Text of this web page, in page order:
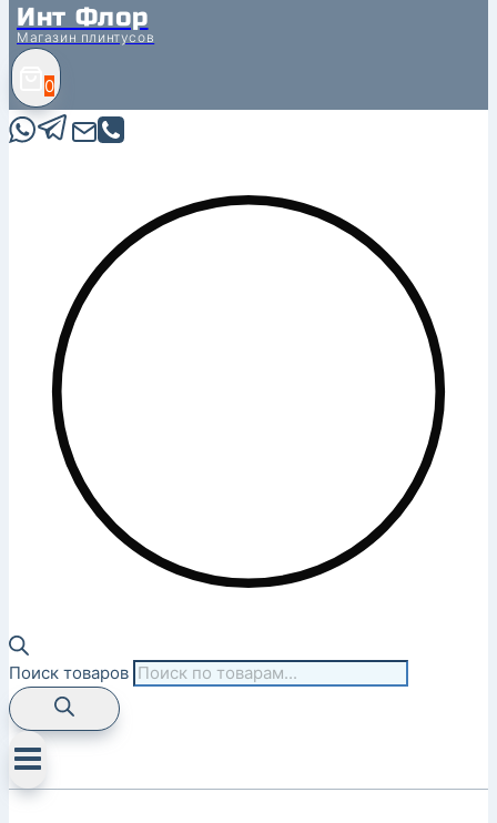
Инт Флор
Магазин плинтусов
0
Поиск товаров